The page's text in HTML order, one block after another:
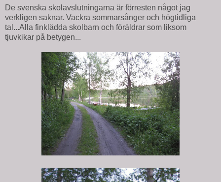
De svenska skolavslutningarna är förresten något jag
verkligen saknar. Vackra sommarsånger och högtidliga
tal...Alla finklädda skolbarn och föräldrar som liksom
tjuvkikar på betygen...